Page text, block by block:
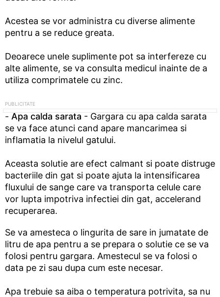
Acestea se vor administra cu diverse alimente
pentru a se reduce greata.
Deoarece unele suplimente pot sa interfereze cu
alte alimente, se va consulta medicul inainte de a
utiliza comprimatele cu zinc.
- Apa calda sarata - Gargara cu apa calda sarata
se va face atunci cand apare mancarimea si
inflamatia la nivelul gatului.
Aceasta solutie are efect calmant si poate distruge
bacteriile din gat si poate ajuta la intensificarea
fluxului de sange care va transporta celule care
vor lupta impotriva infectiei din gat, accelerand
recuperarea.
Se va amesteca o lingurita de sare in jumatate de
litru de apa pentru a se prepara o solutie ce se va
folosi pentru gargara. Amestecul se va folosi o
data pe zi sau dupa cum este necesar.
Apa trebuie sa aiba o temperatura potrivita, sa nu